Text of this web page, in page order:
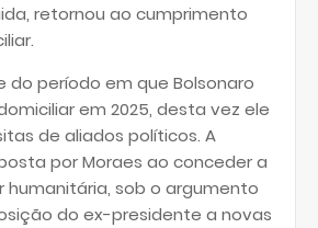
retornou ao cumprimento
período em que Bolsonaro
em 2025, desta vez ele
de aliados políticos. A
por Moraes ao conceder a
humanitária, sob o argumento
do ex-presidente a novas